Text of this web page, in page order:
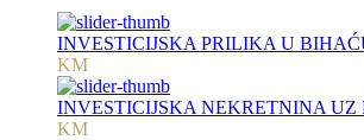
INVESTICIJSKA PRILIKA U
KM
INVESTICIJSKA NEKRETNINA UZ
KM